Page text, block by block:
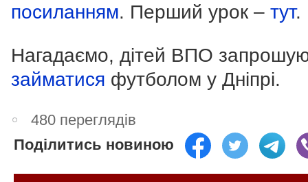
посиланням. Перший урок – тут.
Нагадаємо, дітей ВПО
займатися футболом у Дніпрі.
480 переглядів
Поділитись новиною